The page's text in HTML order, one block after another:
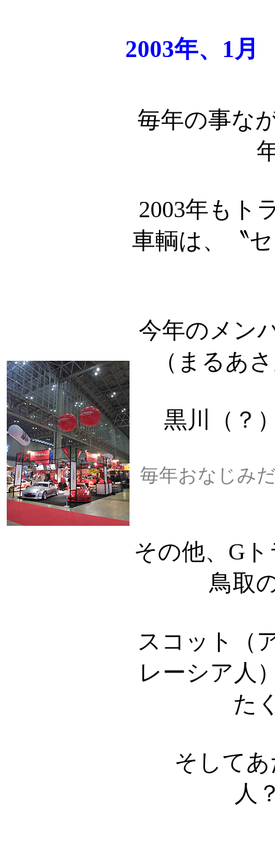
2003年、1
毎年の事な
2003年もト
車輌は、〝
今年のメン
（まるあ
黒川（？
毎年おなじみ
その他、G
鳥取
スコット（
レーシア人
た
そして
人